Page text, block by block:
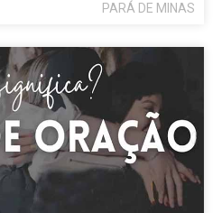
PARÁ DE MINAS